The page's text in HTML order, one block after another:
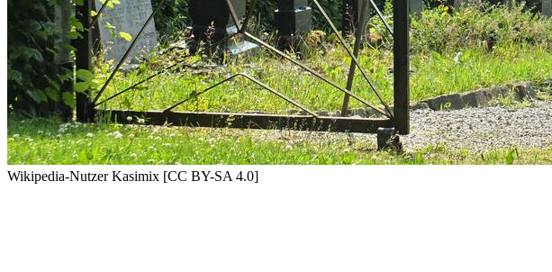
Wikipedia-Nutzer Kasimix [CC BY-SA 4.0]